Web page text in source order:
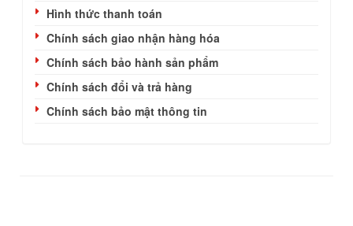
Hình thức thanh toán
Chính sách giao nhận hàng hóa
Chính sách bảo hành sản phẩm
Chính sách đổi và trả hàng
Chính sách bảo mật thông tin